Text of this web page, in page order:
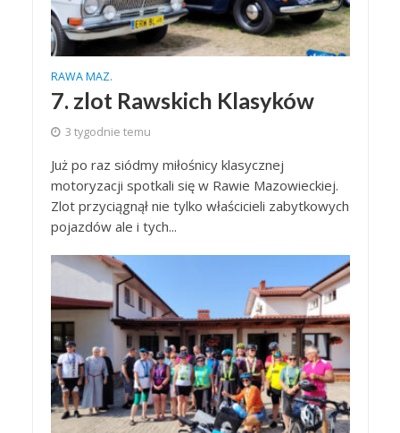
RAWA MAZ.
7. zlot Rawskich Klasyków
3 tygodnie temu
Już po raz siódmy miłośnicy klasycznej
motoryzacji spotkali się w Rawie Mazowieckiej.
Zlot przyciągnął nie tylko właścicieli zabytkowych
pojazdów ale i tych...